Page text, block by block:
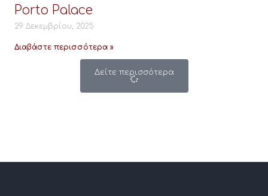
Porto Palace
29 Δεκεμβρίου, 2025
Διαβάστε περισσότερα »
Δείτε περισσότερα